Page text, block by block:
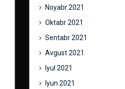
Noyabr 2021
Oktabr 2021
Sentabr 2021
Avgust 2021
Iyul 2021
Iyun 2021